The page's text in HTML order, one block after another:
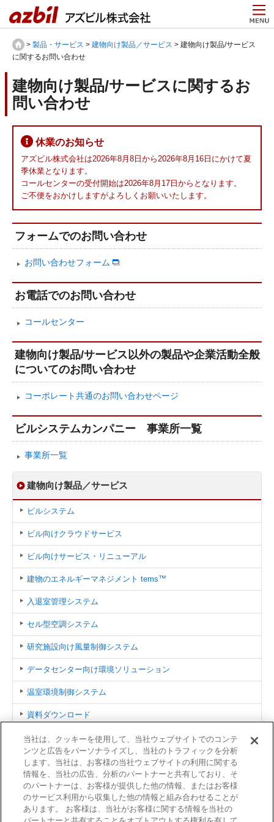
> 製品・サービス > 建物向け製品／サービス > 建物向け製品/サービス
に関するお問い合わせ
建物向け製品/サービスに関するお
問い合わせ
休業のお知らせ
アズビル株式会社は2026年8月8日から2026年8月16日にかけて夏
季休業となります。
コールセンターの受付開始は2026年8月17日からとなります。
ご不便をおかけしますがよろしくお願いいたします。
フォームでのお問い合わせ
お問い合わせフォーム
お電話でのお問い合わせ
コールセンター
建物向け製品/サービス以外の製品や企業活動全般
についてのお問い合わせ
コーポレート共通のお問い合わせページ
ビルシステムカンパニー 事業所一覧
事業所一覧
建物向け製品／サービス
ビルシステム
ビル向けクラウドサービス
ビル向けサービス・リニューアル
建物のエネルギーマネジメント tems™
入退室管理システム
セル型空調システム
研究施設向け風量制御システム
データセンター向け環境ソリューション
温室環境制御システム
資料ダウンロード
未来への取組み (ビル・建物)
オンラインセミナー動画
関連情報
建物向け製品／サービス一覧
当社は、クッキーを使用して、当社ウェブサイトでのコンテ
ンツと広告をパーソナライズし、当社のトラフィックを分析
します。当社は、お客様の当社ウェブサイトの利用に関する
情報を、当社の広告、分析のパートナーと共有しており、そ
のパートナーは、お客様が提供した他の情報、またはお客様
のサービス利用から収集した他の情報と組み合わせることが
あります。 お客様は、当社がお客様に関する情報を当社の